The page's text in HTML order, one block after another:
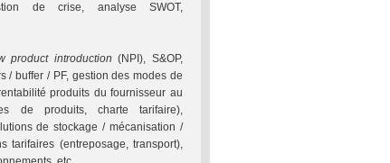
de crise, analyse SWOT,
product introduction (NPI), S&OP,
/ buffer / PF, gestion des modes de
produits du fournisseur au
de produits, charte tarifaire),
de stockage / mécanisation /
tarifaires (entreposage, transport),